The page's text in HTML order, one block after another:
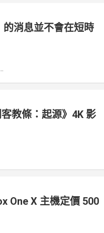
消息並不會在短時
教條：起源》4K 影
One X 主機定價 500